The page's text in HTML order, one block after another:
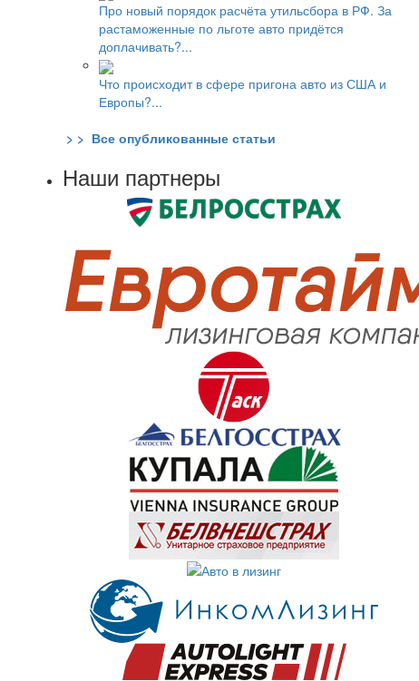
Про новый порядок расчёта утильсбора в РФ. За
растаможенные по льготе авто придётся
доплачивать?...
Что происходит в сфере пригона авто из США и
Европы?...
> > Все опубликованные статьи
Наши партнеры